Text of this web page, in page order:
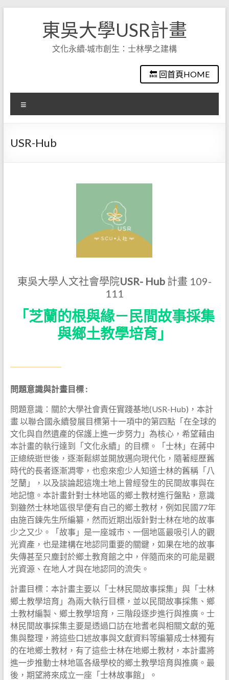
東吳大學USR計畫
文化永續·城市創生：士林學之建構
🔙 回首頁HOME
單
USR-Hub
東吳大學人文社會學院USR- Hub 計畫 109-
111
「芝蘭的根與緣－民間故事採集
與鄉土教學培育」
問題意識與計畫目標 :
問題意識：關於大學社會責任實踐基地(USR-Hub)，本計
畫 以聯合國永續發展目標第十一項中的第四點「在全球的
文化與自然遺產的保護上進一步努力」為核心，希望藉由
本計畫的執行達到「文化永續」的目標。「士林」在蔣中
正總統逝世後，逐漸鬆綁並開放邁向現代化，隨著經歷舊
時代的長者逐漸凋零，也愈來愈少人知道士林的舊稱「八
芝蘭」，以及談論起這塊土地上曾經發生的民間故事與在
地記憶。本計畫針對士林地區的鄉土教材進行盤點，意識
到雖然士林地區很早便有自己的鄉土教材，例如民國77年
由施百鍊先生所編纂，然而近期出版針對士林在地的故事
少之又少。「故事」是一座城市、一個地區最吸引人的觀
光資產，也是建構在地認同重要的關鍵，如果在地的故事
失傳甚至只塵封於鄉土教育館之中，伴隨而來的可能是觀
光資源、在地人才與在地認同的流失。
計畫目標：本計畫主要以「士林民間故事採集」與「士林
鄉土教學培育」為兩大執行目標，並以民間故事採集、鄉
土教材編製、鄉土教學培育，三階段逐步進行與推廣。士
林民間故事採集主要是透過口訪在地耆老與相關文獻的蒐
集與整理，將這些口述故事與文獻資料等編纂成士林獨有
的在地鄉土教材，有了這些士林在地鄉土教材，本計畫將
進一步推動士林地區各級學校的鄉土教學培育與推廣。最
後，期望將來成立一座「士林故事館」。